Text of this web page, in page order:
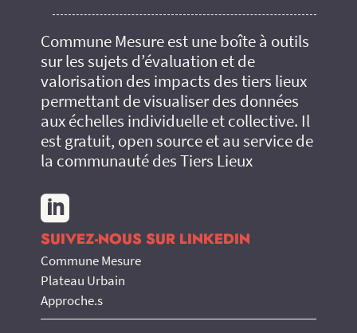
Commune Mesure est une boîte à outils
sur les sujets d’évaluation et de
valorisation des impacts des tiers lieux
permettant de visualiser des données
aux échelles individuelle et collective. Il
est gratuit, open source et au service de
la communauté des Tiers Lieux

SUIVEZ-NOUS SUR LINKEDIN
Commune Mesure
Plateau Urbain
Approche.s